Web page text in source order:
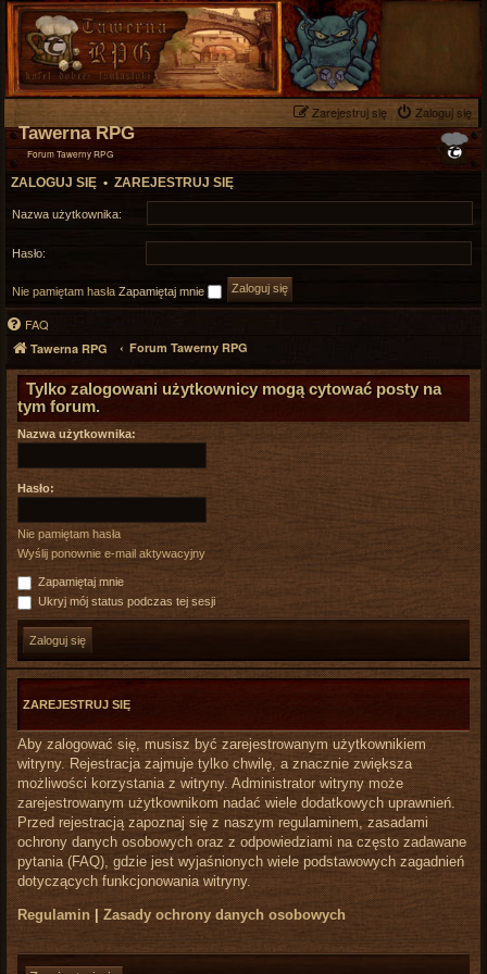
Zaloguj się
Zarejestruj się
Tawerna RPG
Forum Tawerny RPG
ZALOGUJ SIĘ • ZAREJESTRUJ SIĘ
Nazwa użytkownika:
Hasło:
Nie pamiętam hasła Zapamiętaj mnie
FAQ
Tawerna RPG Forum Tawerny RPG
Tylko zalogowani użytkownicy mogą cytować posty na
tym forum.
Nazwa użytkownika:
Hasło:
Nie pamiętam hasła
Wyślij ponownie e-mail aktywacyjny
Zapamiętaj mnie
Ukryj mój status podczas tej sesji
ZAREJESTRUJ SIĘ
Aby zalogować się, musisz być zarejestrowanym użytkownikiem
witryny. Rejestracja zajmuje tylko chwilę, a znacznie zwiększa
możliwości korzystania z witryny. Administrator witryny może
zarejestrowanym użytkownikom nadać wiele dodatkowych uprawnień.
Przed rejestracją zapoznaj się z naszym regulaminem, zasadami
ochrony danych osobowych oraz z odpowiedziami na często zadawane
pytania (FAQ), gdzie jest wyjaśnionych wiele podstawowych zagadnień
dotyczących funkcjonowania witryny.
Regulamin Zasady ochrony danych osobowych